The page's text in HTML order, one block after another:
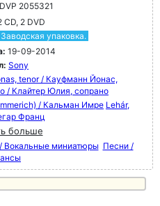
2055321
CD, 2 DVD
упаковка.
19-09-2014
Sony
tenor / Кауфманн Йонас,
/ Клайтер Юлия, сопрано
/ Кальман Имре Lehár,
Франц
больше
Вокальные миниатюры Песни /